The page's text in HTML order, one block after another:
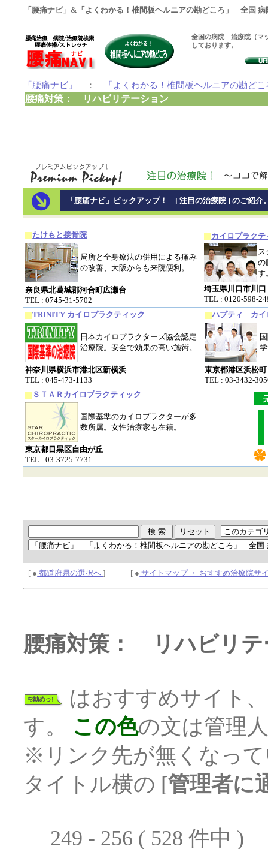
「腰痛ナビ」&「よくわかる！椎間板ヘルニアの勘どころ」 全国 病
全国の病院 治療院（マ
しております。
「腰痛ナビ」 ： 「よくわかる！椎間板ヘルニアの勘どこ
腰痛対策： リハビリテーション
「腰痛ナビ」ピックアップ！ [ 注目の治療院 ] のご紹介
たけもと接骨院
局所と全身療法の併用による痛み
の改善、大阪からも来院便利。
奈良県北葛城郡河合町広瀬台
TEL : 0745-31-5702
カイロプラク
ス
の
す
埼玉県川口市川口
TEL : 0120-598-
TRINITY カイロプラクティック
日本カイロプラクターズ協会認定
治療院。安全で効果の高い施術。
神奈川県横浜市港北区新横浜
TEL : 045-473-1133
ハプティ カイ
東京都港区浜松町
TEL : 03-3432-
ＳＴＡＲカイロプラクティック
国際基準のカイロプラクターが多
数所属。女性治療家も在籍。
東京都目黒区自由が丘
TEL : 03-3725-7731
[ ● 都道府県の選択へ] [ ● サイトマップ ・ おすすめ治療院サ
腰痛対策： リハビリテ
はおすすめサイト
す。 この色の文は管理
※リンク先が無くなっ
タイトル横の [管理者に
249 - 256 ( 528 件中